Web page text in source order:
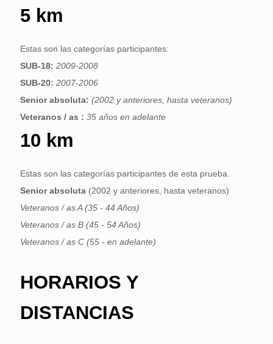
5 km
Estas son las categorías participantes:
SUB-18: 2009-2008
SUB-20: 2007-2006
Senior absoluta: (2002 y anteriores, hasta veteranos)
Veteranos / as : 35 años en adelante
10 km
Estas son las categorías participantes de esta prueba.
Senior absoluta (2002 y anteriores, hasta veteranos)
Veteranos / as A (35 - 44 Años)
Veteranos / as B (45 - 54 Años)
Veteranos / as C (55 - en adelante)
HORARIOS Y
DISTANCIAS